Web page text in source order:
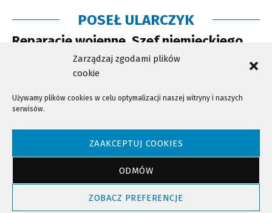
Zarządzaj zgodami plików
cookie
Używamy plików cookies w celu optymalizacji naszej witryny i naszych
serwisów.
ZAAKCEPTUJ COOKIES
ODMÓW
ZOBACZ PREFERENCJE
POSEŁ ULARCZYK
Reparacje wojenne. Szef niemieckiego
MSZ odpowiada posłowi Mularczykowi
NTV - Nasza Telewizja Sądecka © 2023 Wszystkie prawa zastrzeżone!
Powrót do góry